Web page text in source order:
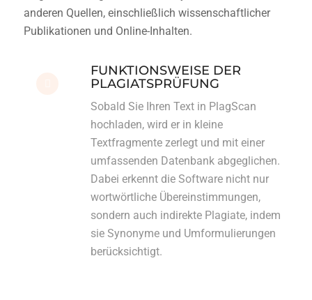
anderen Quellen, einschließlich wissenschaftlicher
Publikationen und Online-Inhalten.
FUNKTIONSWEISE DER
PLAGIATSPRÜFUNG
Sobald Sie Ihren Text in PlagScan
hochladen, wird er in kleine
Textfragmente zerlegt und mit einer
umfassenden Datenbank abgeglichen.
Dabei erkennt die Software nicht nur
wortwörtliche Übereinstimmungen,
sondern auch indirekte Plagiate, indem
sie Synonyme und Umformulierungen
berücksichtigt.